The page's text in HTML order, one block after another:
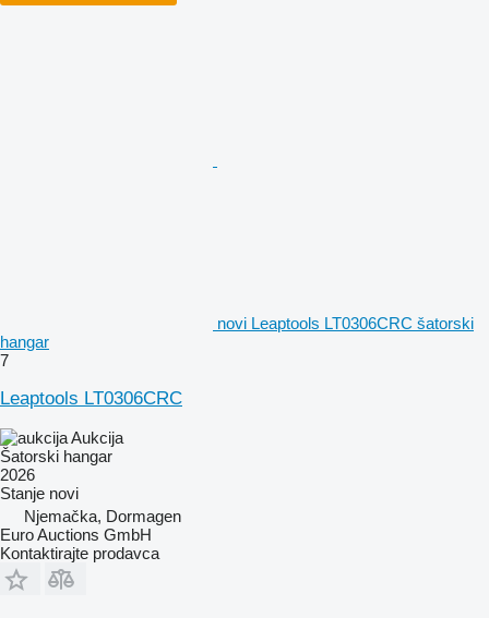
novi Leaptools LT0306CRC šatorski
hangar
7
Leaptools LT0306CRC
Aukcija
Šatorski hangar
2026
Stanje novi
Njemačka, Dormagen
Euro Auctions GmbH
Kontaktirajte prodavca